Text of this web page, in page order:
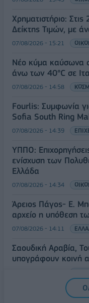
Χρηματιστήριο:
Δείκτης Τιμών, με
07/08/2026 - 15:21
Νέο κύμα καύσωνα
άνω των 40°C σε
07/08/2026 - 14:58
Fourlis: Συμφωνία
Sofia South Ring
07/08/2026 - 14:39
ΥΠΠΟ:
ενίσχυση των
Ελλάδα
07/08/2026 - 14:34
Άρειος Πάγος- Ε.
αρχείο η υπόθεση
07/08/2026 - 14:11
Σαουδική Αραβία,
υπογράφουν κοινή